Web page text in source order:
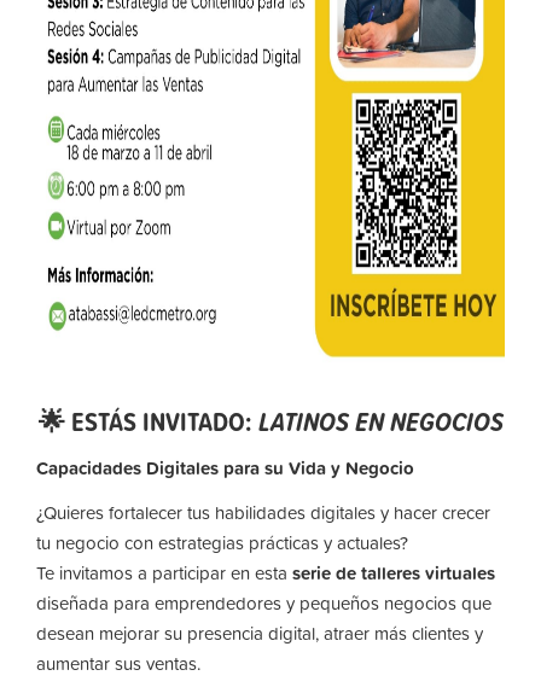
🌟 ESTÁS INVITADO:LATINOS EN NEGOCIOS
Capacidades Digitales para su Vida y Negocio
¿Quieres fortalecer tus habilidades digitales y hacer crecer
tu negocio con estrategias prácticas y actuales?
Te invitamos a participar en esta serie de talleres virtuales
diseñada para emprendedores y pequeños negocios que
desean mejorar su presencia digital, atraer más clientes y
aumentar sus ventas.